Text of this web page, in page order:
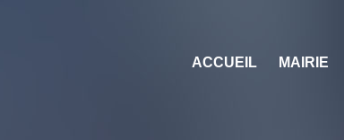
ACCUEIL MAIRIE